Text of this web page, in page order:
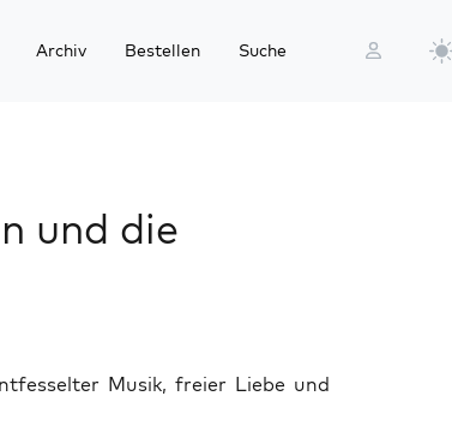
Archiv Bestellen Suche
und die
Musik, freier Liebe und